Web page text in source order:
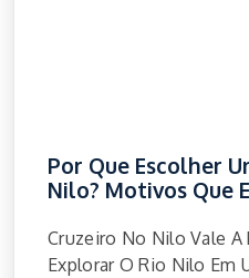
Por Que Escolher
Nilo? Motivos Que
Cruzeiro No Nilo Vale A
Explorar O Rio Nilo Em